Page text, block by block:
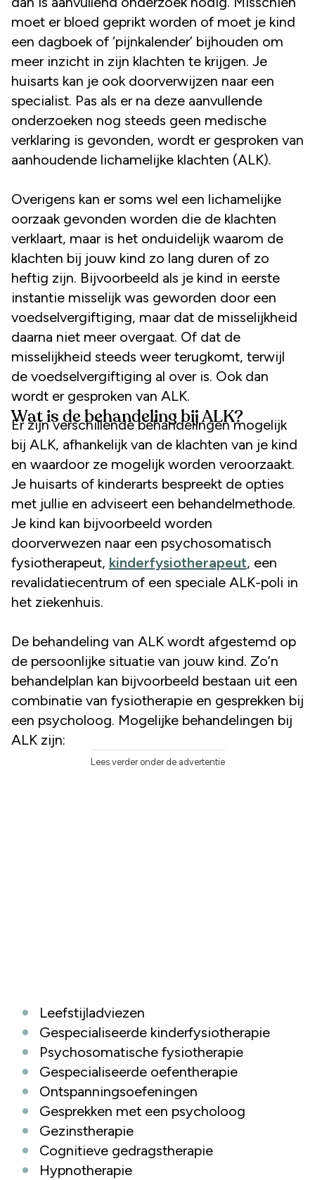
moet er bloed geprikt worden of moet je kind
een dagboek of ‘pijnkalender’ bijhouden om
meer inzicht in zijn klachten te krijgen. Je
huisarts kan je ook doorverwijzen naar een
specialist. Pas als er na deze aanvullende
onderzoeken nog steeds geen medische
verklaring is gevonden, wordt er gesproken van
aanhoudende lichamelijke klachten (ALK).
Overigens kan er soms wel een lichamelijke
oorzaak gevonden worden die de klachten
verklaart, maar is het onduidelijk waarom de
klachten bij jouw kind zo lang duren of zo
heftig zijn. Bijvoorbeeld als je kind in eerste
instantie misselijk was geworden door een
voedselvergiftiging, maar dat de misselijkheid
daarna niet meer overgaat. Of dat de
misselijkheid steeds weer terugkomt, terwijl
de voedselvergiftiging al over is. Ook dan
wordt er gesproken van ALK.
Wat is de behandeling bij ALK?
Er zijn verschillende behandelingen mogelijk
bij ALK, afhankelijk van de klachten van je kind
en waardoor ze mogelijk worden veroorzaakt.
Je huisarts of kinderarts bespreekt de opties
met jullie en adviseert een behandelmethode.
Je kind kan bijvoorbeeld worden
doorverwezen naar een psychosomatisch
fysiotherapeut, kinderfysiotherapeut, een
revalidatiecentrum of een speciale ALK-poli in
het ziekenhuis.
De behandeling van ALK wordt afgestemd op
de persoonlijke situatie van jouw kind. Zo’n
behandelplan kan bijvoorbeeld bestaan uit een
combinatie van fysiotherapie en gesprekken bij
een psycholoog. Mogelijke behandelingen bij
ALK zijn:
Lees verder onder de advertentie
Leefstijladviezen
Gespecialiseerde kinderfysiotherapie
Psychosomatische fysiotherapie
Gespecialiseerde oefentherapie
Ontspanningsoefeningen
Gesprekken met een psycholoog
Gezinstherapie
Cognitieve gedragstherapie
Hypnotherapie